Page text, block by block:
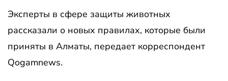
Эксперты в сфере защиты животных
рассказали о новых правилах, которые были
приняты в Алматы, передает корреспондент
Qogamnews.